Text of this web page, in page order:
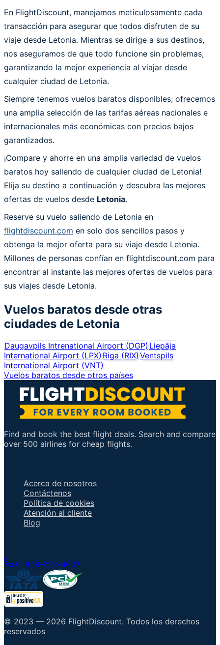
En FlightDiscount, manejamos meticulosamente cada
transacción para asegurar que todos disfruten de su
viaje desde Letonia. Mientras se dirige a sus destinos,
nos aseguramos de que todo funcione sin problemas,
garantizando la mejor experiencia al viajar desde
cualquier ciudad de Letonia.
Siempre tenemos vuelos baratos disponibles; ofrecemos
una amplia selección de las tarifas aéreas nacionales e
internacionales más económicas con precios bajos
garantizados.
¡Compare y ahorre en una amplia variedad de vuelos
baratos hoy saliendo de cualquier ciudad de Letonia!
Elija su destino a continuación y descubra las mejores
ofertas de vuelos desde Letonia.
Reserve su vuelo saliendo de Letonia en
flightdiscount.com en solo dos sencillos pasos y
obtenga la mejor oferta para su viaje desde Letonia.
Millones de personas confían en flightdiscount.com para
encontrar al instante las mejores ofertas de vuelos para
sus viajes desde Letonia.
Vuelos baratos desde otras
ciudades de Letonia
Daugavpils Intrenational Airport (DGP)Liepāja
International Airport (LPX)Riga (RIX) Ventspils
International Airport (VNT)
Vuelos baratos desde otros países
Find and book the best flight deals. Search and compare
over 500 airlines for cheap flights.
Acerca de nosotros
Contáctenos
Política de cookies
Atención al cliente
Blog
+1 858-222-4037
© 2023 — 2026 FlightDiscount. Todos los derechos
reservados